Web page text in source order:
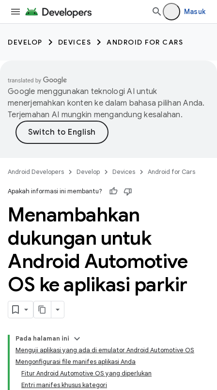
Masuk
DEVELOP DEVICES ANDROID FOR CARS
Google menggunakan teknologi AI untuk
menerjemahkan konten ke dalam bahasa pilihan Anda.
Terjemahan AI mungkin mengandung kesalahan.
Android Developers Develop Devices Android for Cars
Apakah informasi ini membantu?
Menambahkan
dukungan untuk
Android Automotive
OS ke aplikasi parkir
Pada halaman ini
Menguji aplikasi yang ada di emulator Android Automotive OS
Mengonfigurasi file manifes aplikasi Anda
Fitur Android Automotive OS yang diperlukan
Entri manifes khusus kategori